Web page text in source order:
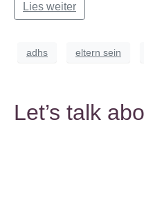
Lies weiter
adhs eltern sein
Let’s talk